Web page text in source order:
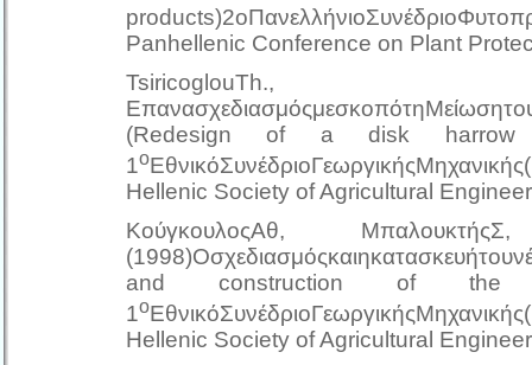
Panhellenic Conference on Plant
TsiricoglouTh.,
(Redesign of a disk
1ο
Hellenic Society of Agricultural
ΚούγκουλοςΑθ,
and construction of the
1ο
Hellenic Society of Agricultural